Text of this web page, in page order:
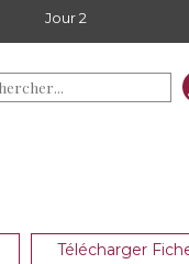
Jour 2
Télécharger